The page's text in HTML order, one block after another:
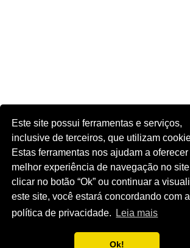
Este site possui ferramentas e serviços,
inclusive de terceiros, que utilizam
Estas ferramentas nos ajudam a oferecer
melhor experiência de navegação no
clicar no botão “Ok” ou continuar a
este site, você estará concordando com
política de privacidade.
Leia mais
Ok!